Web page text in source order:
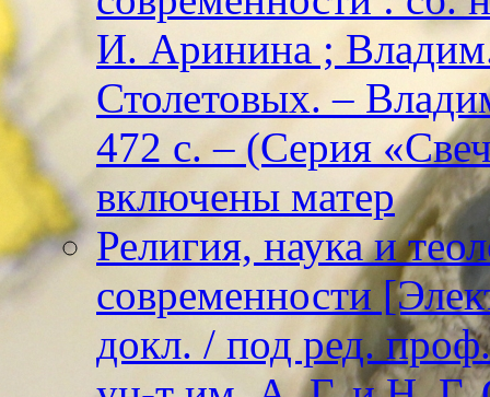
И. Аринина ;
Столетовых. –
472 с. – (Серия
включены матер
Религия, наука и
современности
докл. / под ред.